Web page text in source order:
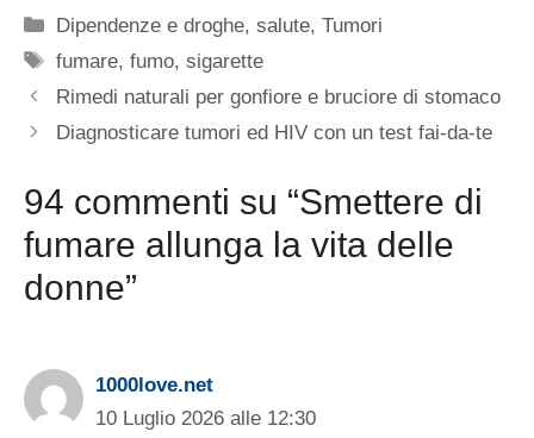
Categorie
Dipendenze e droghe,salute,Tumori
Tag
fumare,fumo,sigarette
Rimedi naturali per gonfiore e bruciore di stomaco
Diagnosticare tumori ed HIV con un test fai-da-te
94 commenti su “Smettere di
fumare allunga la vita delle
donne”
1000love.net
10 Luglio 2026 alle 12:30